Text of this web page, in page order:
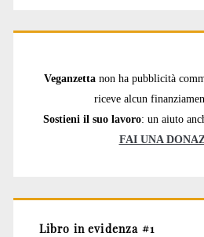
Veganzetta non ha pubblicità
riceve alcun
Sostieni il suo lavoro: un aiuto
FAI UNA
Libro in evidenza #1